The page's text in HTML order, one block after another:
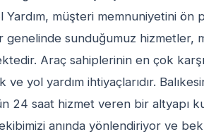
Yardım, müşteri memnuniyetini
genelinde sunduğumuz hizmetler,
Araç sahiplerinin en çok
ve yol yardım ihtiyaçlarıdır.
24 saat hizmet veren bir altyapı
anında yönlendiriyor ve